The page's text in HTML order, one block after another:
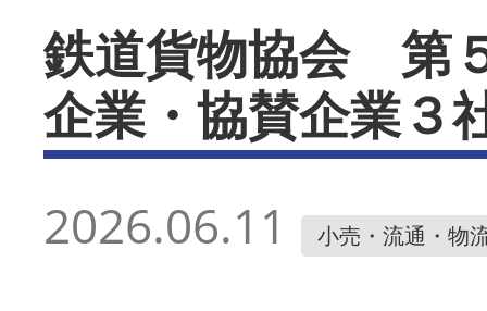
鉄道貨物協会 第
企業・協賛企業３
2026.06.11 小売・流通・物